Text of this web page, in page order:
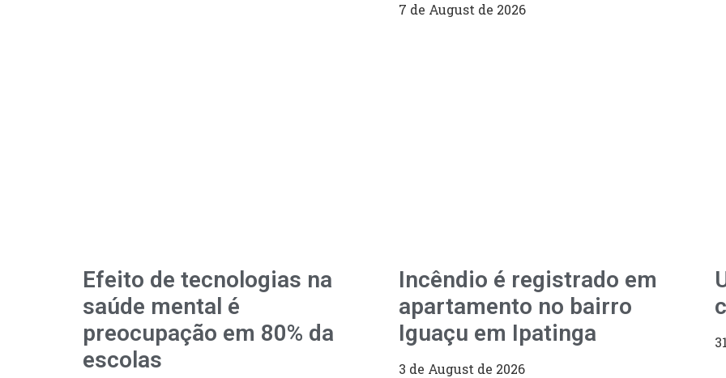
7 de August de 2026
Efeito de tecnologias na
saúde mental é
preocupação em 80% da
escolas
Incêndio é registrado em
apartamento no bairro
Iguaçu em Ipatinga
3 de August de 2026